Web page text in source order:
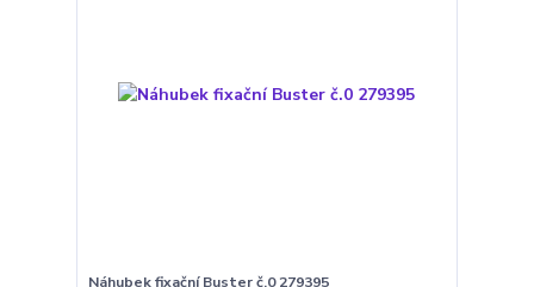
Náhubek fixační Buster č.0 279395